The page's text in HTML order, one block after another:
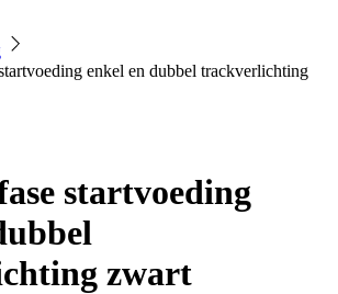
enkel en dubbel trackverlichting
startvoeding
zwart